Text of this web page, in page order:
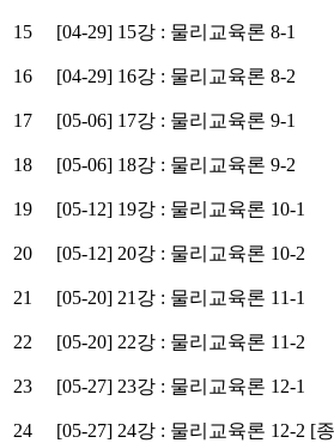
15 [04-29] 15강 : 물리교육론 8-1
16 [04-29] 16강 : 물리교육론 8-2
17 [05-06] 17강 : 물리교육론 9-1
18 [05-06] 18강 : 물리교육론 9-2
19 [05-12] 19강 : 물리교육론 10-1
20 [05-12] 20강 : 물리교육론 10-2
21 [05-20] 21강 : 물리교육론 11-1
22 [05-20] 22강 : 물리교육론 11-2
23 [05-27] 23강 : 물리교육론 12-1
24 [05-27] 24강 : 물리교육론 12-2 [